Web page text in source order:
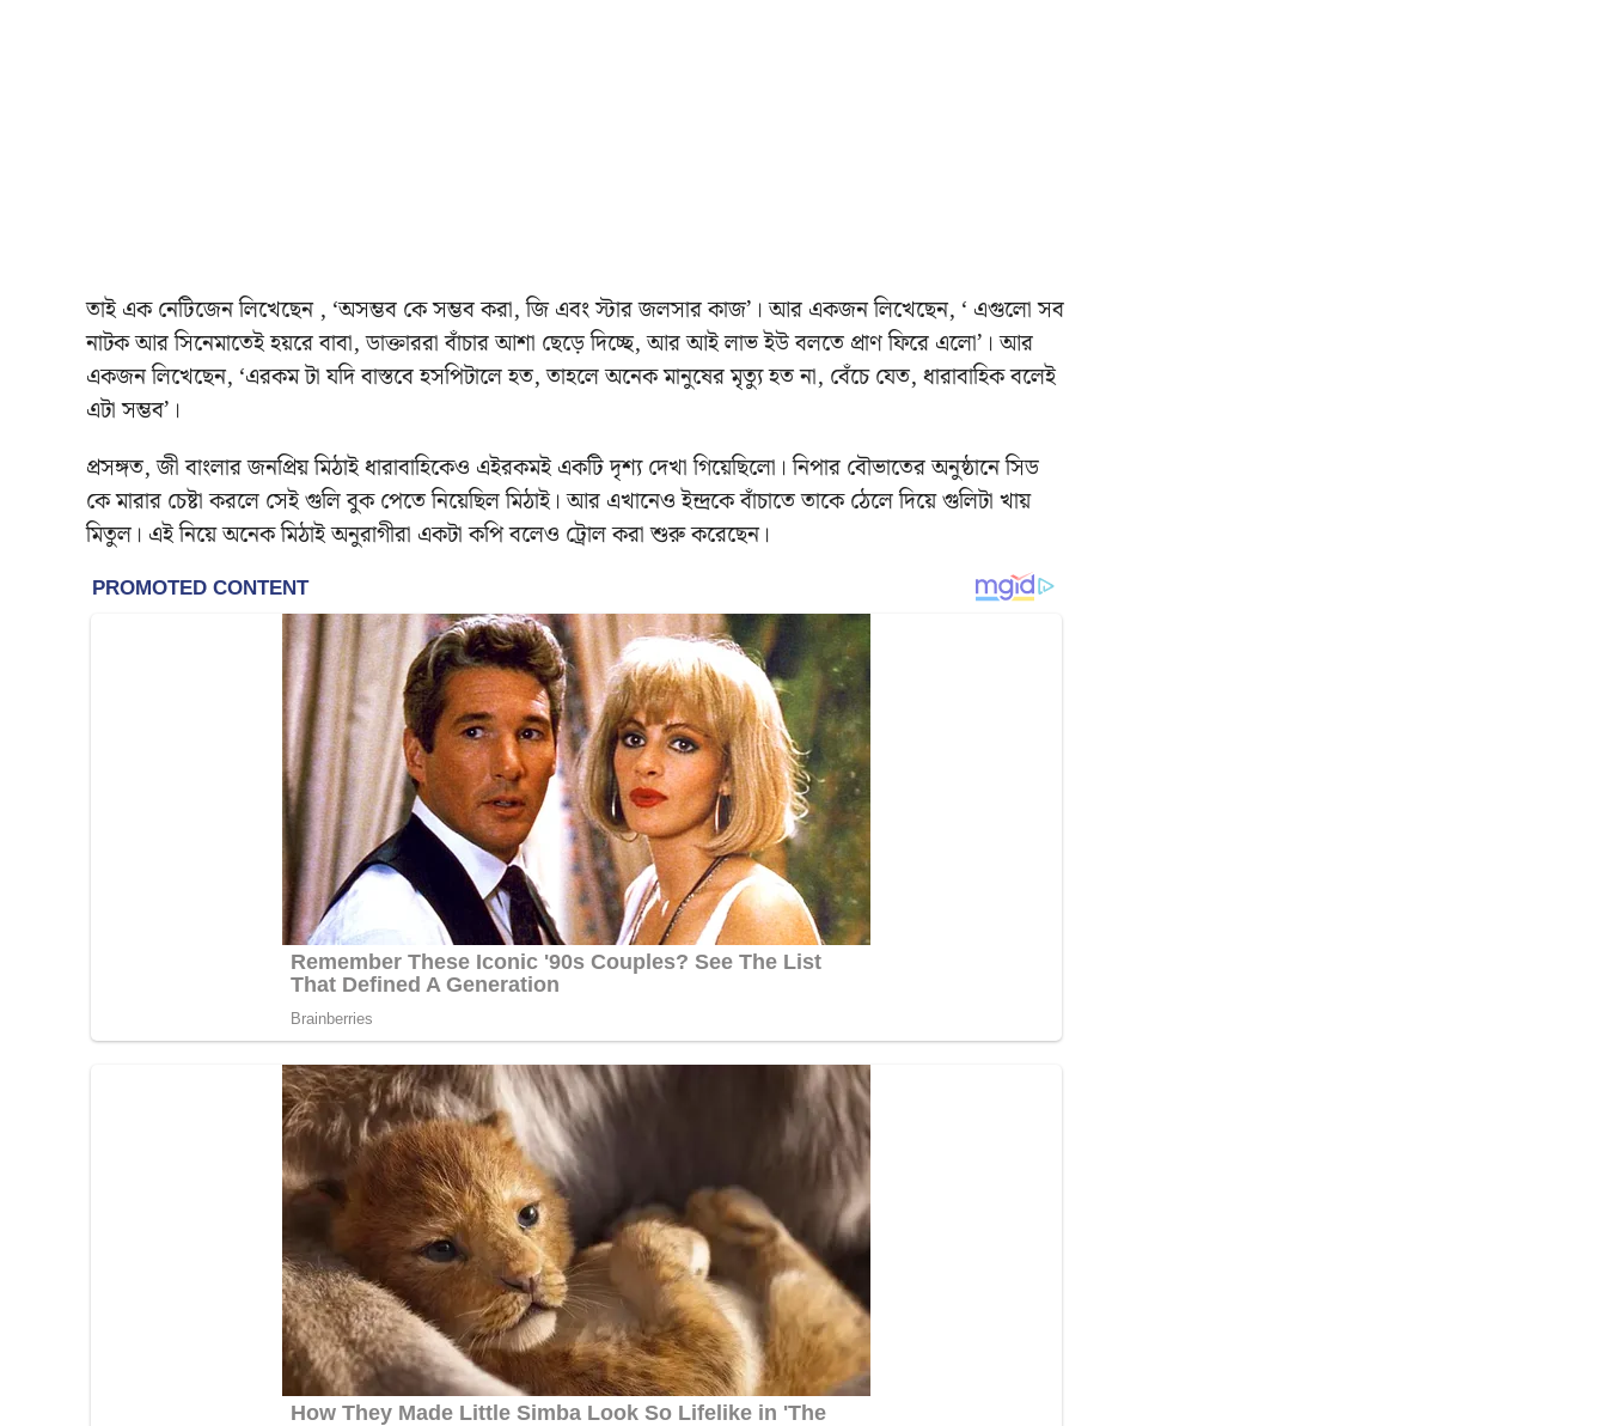
তাই এক নেটিজেন লিখেছেন , ‘অসম্ভব কে সম্ভব করা, জি এবং স্টার জলসার কাজ’। আর একজন লিখেছেন, ‘ এগুলো সব
নাটক আর সিনেমাতেই হয়রে বাবা, ডাক্তাররা বাঁচার আশা ছেড়ে দিচ্ছে, আর আই লাভ ইউ বলতে প্রাণ ফিরে এলো’। আর
একজন লিখেছেন, ‘এরকম টা যদি বাস্তবে হসপিটালে হত, তাহলে অনেক মানুষের মৃত্যু হত না, বেঁচে যেত, ধারাবাহিক বলেই
এটা সম্ভব’।
প্রসঙ্গত, জী বাংলার জনপ্রিয় মিঠাই ধারাবাহিকেও এইরকমই একটি দৃশ্য দেখা গিয়েছিলো। নিপার বৌভাতের অনুষ্ঠানে সিড
কে মারার চেষ্টা করলে সেই গুলি বুক পেতে নিয়েছিল মিঠাই। আর এখানেও ইন্দ্রকে বাঁচাতে তাকে ঠেলে দিয়ে গুলিটা খায়
মিতুল। এই নিয়ে অনেক মিঠাই অনুরাগীরা একটা কপি বলেও ট্রোল করা শুরু করেছেন।